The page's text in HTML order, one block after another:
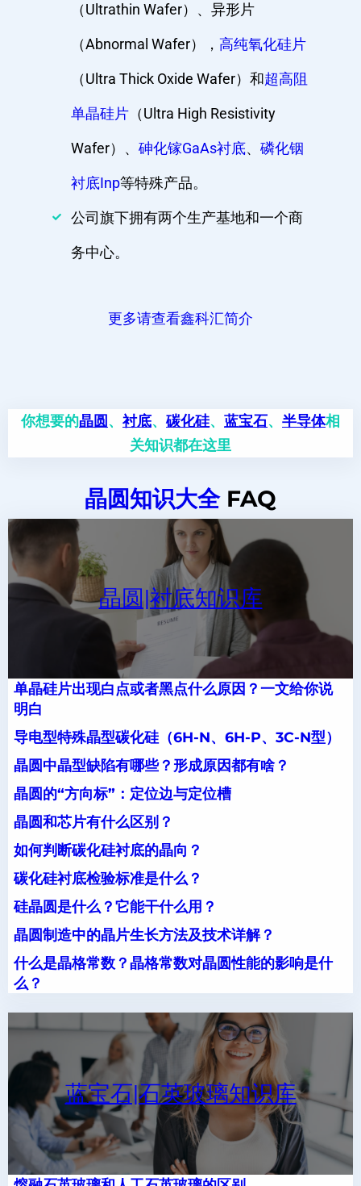
（Ultrathin Wafer）、异形片
（Abnormal Wafer）， 高纯氧化硅片
（Ultra Thick Oxide Wafer）和超高阻
单晶硅片 （Ultra High Resistivity
Wafer）、 砷化镓GaAs衬底、 磷化铟
衬底Inp等特殊产品。
公司旗下拥有两个生产基地和一个商
务中心。
更多请查看鑫科汇简介
你想要的晶圆 、衬底、 碳化硅、 蓝宝石、 半导体相
关知识都在这里
晶圆知识大全FAQ
晶圆|衬底知识库
单晶硅片出现白点或者黑点什么原因？一文给你说
明白
导电型特殊晶型碳化硅（6H-N、6H-P、3C-N型）
晶圆中晶型缺陷有哪些？形成原因都有啥？
晶圆的“方向标”：定位边与定位槽
晶圆和芯片有什么区别？
如何判断碳化硅衬底的晶向？
碳化硅衬底检验标准是什么？
硅晶圆是什么？它能干什么用？
晶圆制造中的晶片生长方法及技术详解？
什么是晶格常数？晶格常数对晶圆性能的影响是什
么？
蓝宝石|石英玻璃知识库